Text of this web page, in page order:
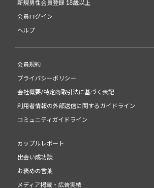
新規男性会員登録 18歳以上
会員ログイン
ヘルプ
会員規約
プライバシーポリシー
会社概要/特定商取引法に基づく表記
利用者情報の外部送信に関するガイドライン
コミュニティガイドライン
カップルレポート
出会い成功談
お褒めの言葉
メディア掲載・広告実績